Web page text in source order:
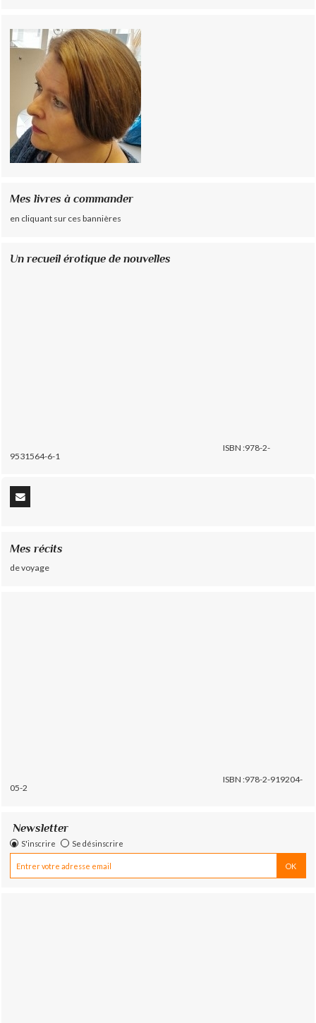
Mes livres à commander
en cliquant sur ces bannières
Un recueil érotique de nouvelles
ISBN :978-2-
9531564-6-1
Mes récits
de voyage
ISBN :978-2-919204-
05-2
Newsletter
S'inscrire Se désinscrire